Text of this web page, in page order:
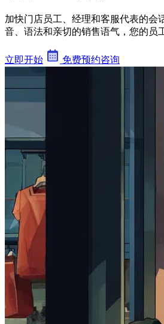
加快门店员工、经理和客服代表的会
音、语法和亲切的销售语气，您的
立即开始 免费预约咨询